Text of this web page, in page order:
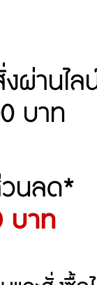
งผ่านไ
บาท
นลด*
บาท